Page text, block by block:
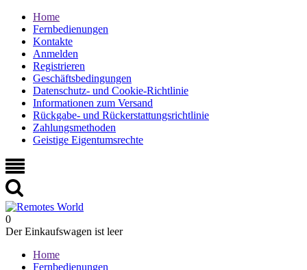
Home
Fernbedienungen
Kontakte
Anmelden
Registrieren
Geschäftsbedingungen
Datenschutz- und Cookie-Richtlinie
Informationen zum Versand
Rückgabe- und Rückerstattungsrichtlinie
Zahlungsmethoden
Geistige Eigentumsrechte
0
Der Einkaufswagen ist leer
Home
Fernbedienungen